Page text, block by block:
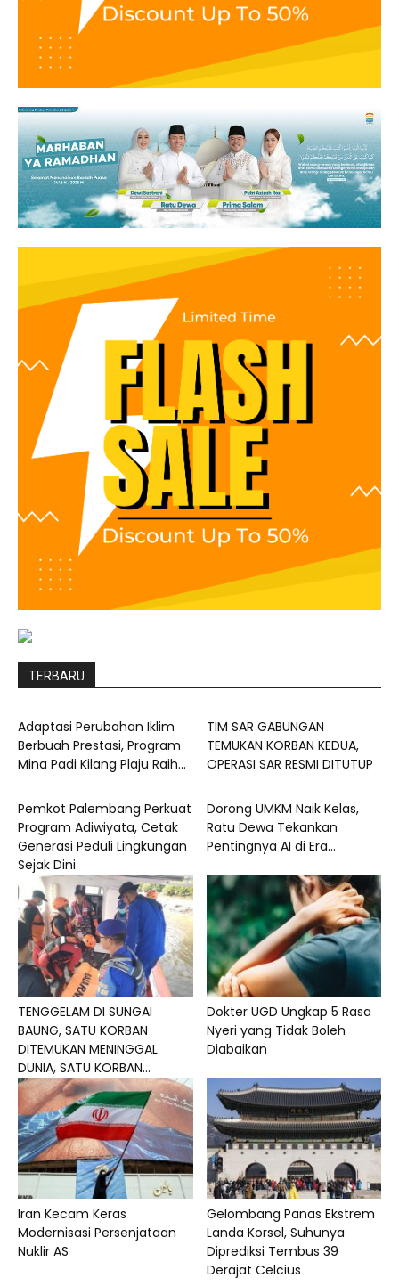
TERBARU
Adaptasi Perubahan Iklim
Berbuah Prestasi, Program
Mina Padi Kilang Plaju Raih...
TIM SAR GABUNGAN
TEMUKAN KORBAN KEDUA,
OPERASI SAR RESMI DITUTUP
Pemkot Palembang Perkuat
Program Adiwiyata, Cetak
Generasi Peduli Lingkungan
Sejak Dini
Dorong UMKM Naik Kelas,
Ratu Dewa Tekankan
Pentingnya AI di Era...
TENGGELAM DI SUNGAI
BAUNG, SATU KORBAN
DITEMUKAN MENINGGAL
DUNIA, SATU KORBAN...
Dokter UGD Ungkap 5 Rasa
Nyeri yang Tidak Boleh
Diabaikan
Iran Kecam Keras
Modernisasi Persenjataan
Nuklir AS
Gelombang Panas Ekstrem
Landa Korsel, Suhunya
Diprediksi Tembus 39
Derajat Celcius